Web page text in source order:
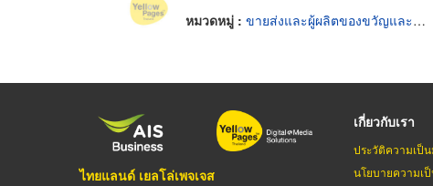
หมวดหมู่ : ขายส่งและผู้ผลิตของขวัญและของชำร่วย
ไทยแลนด์ เยลโล่เพจเจส
เกี่ยวกับเรา
ประวัติความเป็
นโยบายความเ